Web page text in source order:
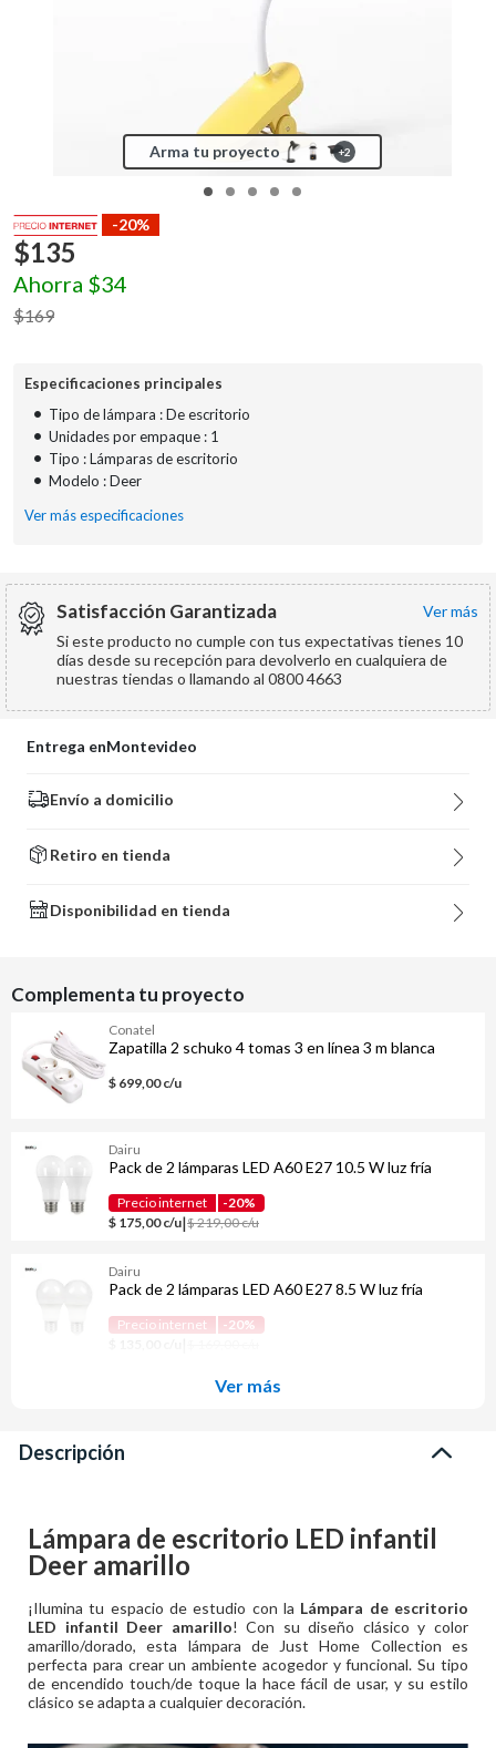
Arma tu proyecto +2
-20%
$135
Ahorra $34
$169
Especificaciones principales
• Tipo de lámpara : De escritorio
• Unidades por empaque : 1
• Tipo : Lámparas de escritorio
• Modelo : Deer
Ver más especificaciones
Satisfacción Garantizada
ver más
Si este producto no cumple con tus expectativas tienes 10
días desde su recepción para devolverlo en cualquiera de
nuestras tiendas o llamando al 0800 4663
Entrega enMontevideo
Envío a domicilio
Retiro en tienda
Disponibilidad en tienda
Complementa tu proyecto
Conatel
Zapatilla 2 schuko 4 tomas 3 en línea 3 m blanca
$ 699,00 c/u
Dairu
Pack de 2 lámparas LED A60 E27 10.5 W luz fría
Precio internet
-20%
$ 175,00 c/u|$ 219,00 c/u
Dairu
Pack de 2 lámparas LED A60 E27 8.5 W luz fría
Precio internet
-20%
Ver más
Descripción
Lámpara de escritorio LED infantil
Deer amarillo
¡Ilumina tu espacio de estudio con la Lámpara de escritorio
LED infantil Deer amarillo! Con su diseño clásico y color
amarillo/dorado, esta lámpara de Just Home Collection es
perfecta para crear un ambiente acogedor y funcional. Su tipo
de encendido touch/de toque la hace fácil de usar, y su estilo
clásico se adapta a cualquier decoración.